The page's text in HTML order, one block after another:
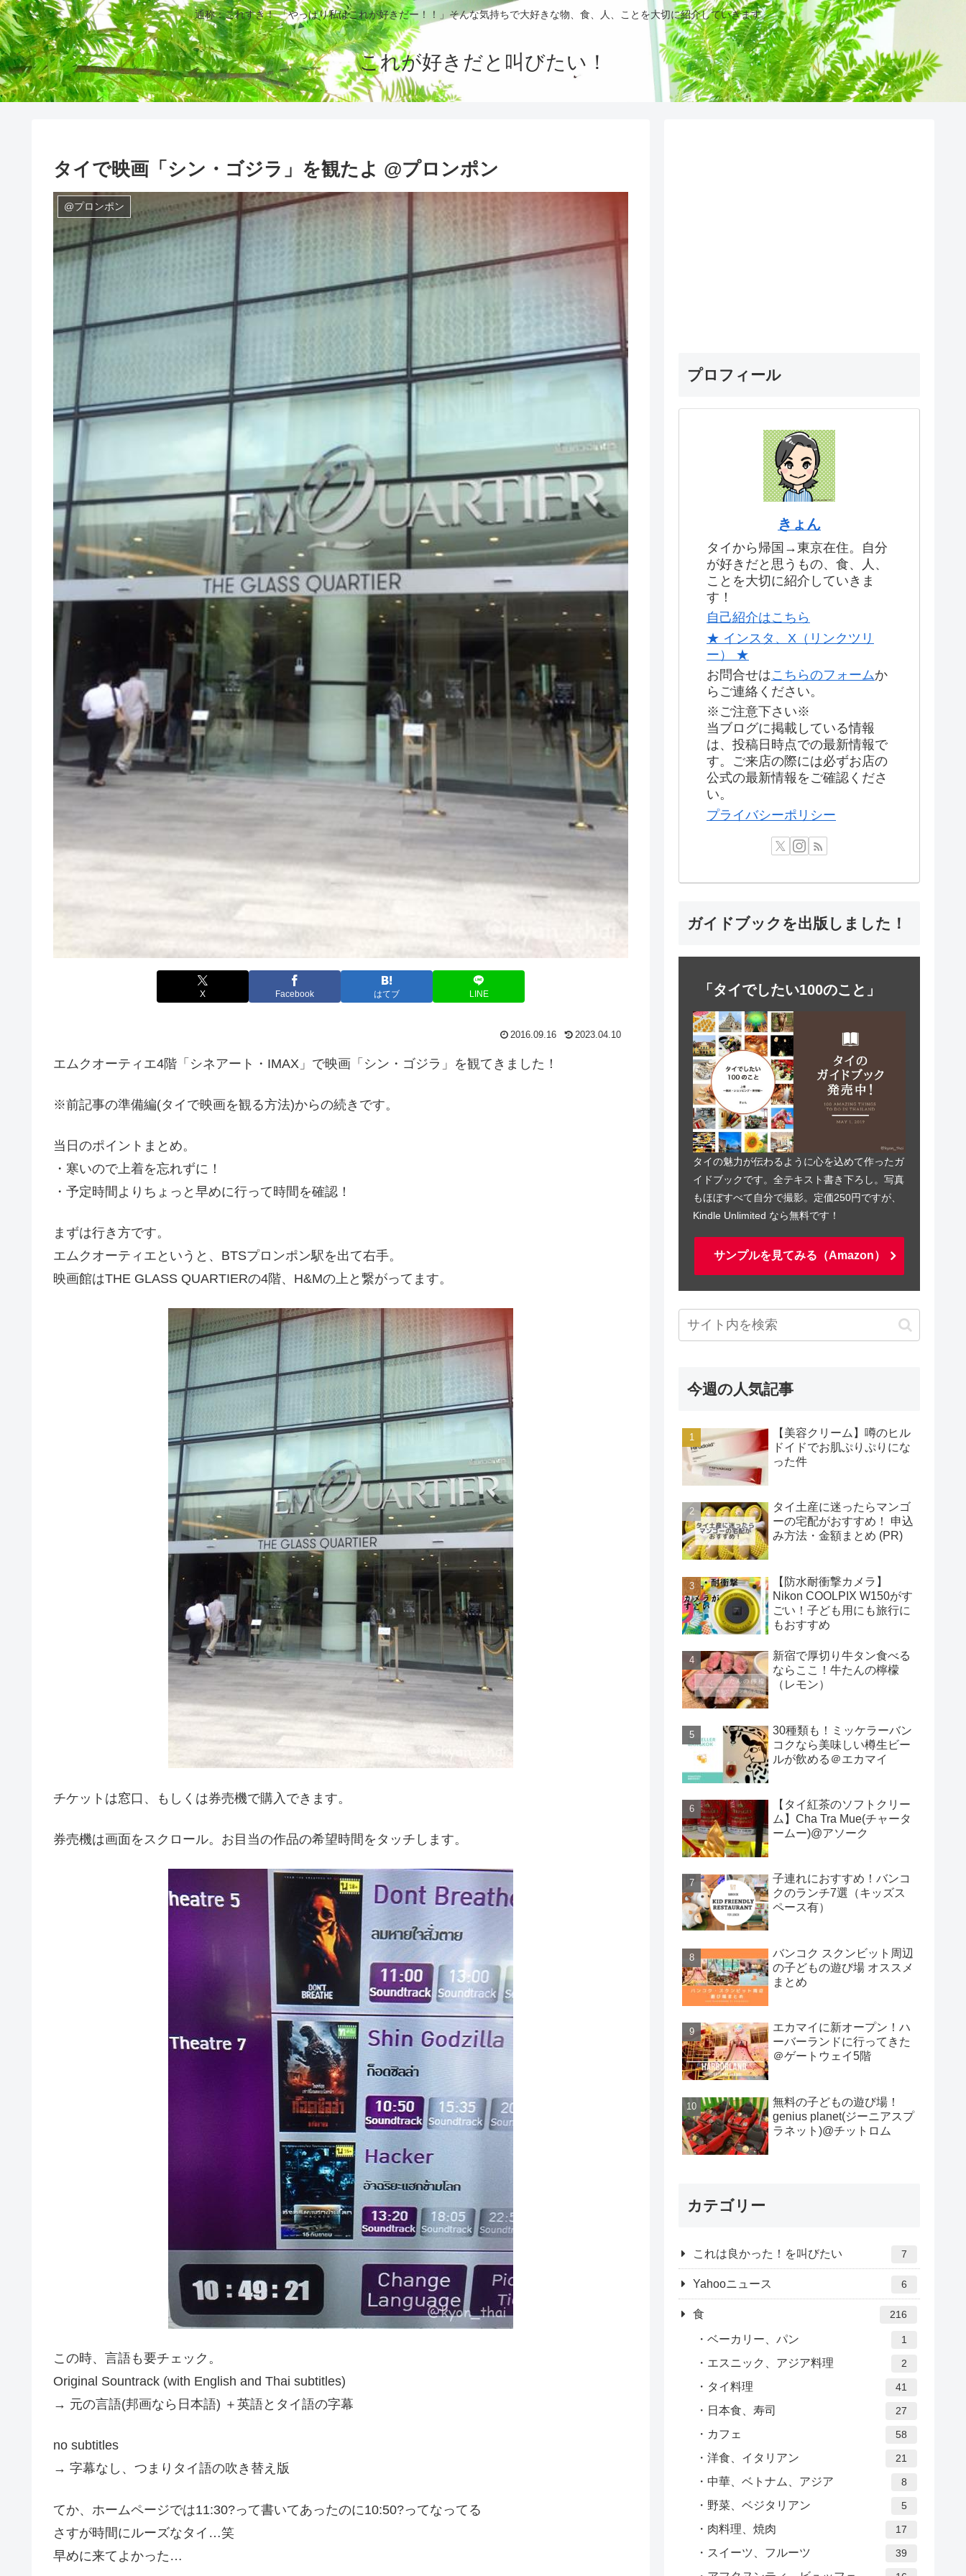
通称：これすき！ 「やっぱり私はこれが好きだー！！」そんな気持ちで大好きな物、食、人、ことを大切に紹介していきます。
これが好きだと叫びたい！
タイで映画「シン・ゴジラ」を観たよ @プロンポン
@プロンポン
X Facebook はてブ LINE
2016.09.16 2023.04.10
エムクオーティエ4階「シネアート・IMAX」で映画「シン・ゴジラ」を観てきました！
※前記事の準備編(タイで映画を観る方法)からの続きです。
当日のポイントまとめ。
・寒いので上着を忘れずに！
・予定時間よりちょっと早めに行って時間を確認！
まずは行き方です。
エムクオーティエというと、BTSプロンポン駅を出て右手。
映画館はTHE GLASS QUARTIERの4階、H&Mの上と繋がってます。
チケットは窓口、もしくは券売機で購入できます。
券売機は画面をスクロール。お目当の作品の希望時間をタッチします。
この時、言語も要チェック。
Original Sountrack (with English and Thai subtitles)
→ 元の言語(邦画なら日本語) ＋英語とタイ語の字幕
no subtitles
→ 字幕なし、つまりタイ語の吹き替え版
てか、ホームページでは11:30?って書いてあったのに10:50?ってなってる
さすが時間にルーズなタイ…笑
早めに来てよかった…
プロフィール
きょん
タイから帰国→東京在住。自分
が好きだと思うもの、食、人、
ことを大切に紹介していきま
す！
自己紹介はこちら
★ インスタ、X（リンクツリ
ー） ★
お問合せはこちらのフォームか
らご連絡ください。
※ご注意下さい※
当ブログに掲載している情報
は、投稿日時点での最新情報で
す。ご来店の際には必ずお店の
公式の最新情報をご確認くださ
い。
プライバシーポリシー
ガイドブックを出版しました！
「タイでしたい100のこと」
タイの魅力が伝わるように心を込めて作ったガ
イドブックです。全テキスト書き下ろし。写真
もほぼすべて自分で撮影。定価250円ですが、
Kindle Unlimited なら無料です！
サンプルを見てみる（Amazon）
今週の人気記事
【美容クリーム】噂のヒル
ドイドでお肌ぷりぷりにな
った件
タイ土産に迷ったらマンゴ
ーの宅配がおすすめ！ 申込
み方法・金額まとめ (PR)
【防水耐衝撃カメラ】
Nikon COOLPIX W150がす
ごい！子ども用にも旅行に
もおすすめ
新宿で厚切り牛タン食べる
ならここ！牛たんの檸檬
（レモン）
30種類も！ミッケラーバン
コクなら美味しい樽生ビー
ルが飲める＠エカマイ
【タイ紅茶のソフトクリー
ム】Cha Tra Mue(チャータ
ームー)@アソーク
子連れにおすすめ！バンコ
クのランチ7選（キッズス
ペース有）
バンコク スクンビット周辺
の子どもの遊び場 オススメ
まとめ
エカマイに新オープン！ハ
ーバーランドに行ってきた
＠ゲートウェイ5階
無料の子どもの遊び場！
genius planet(ジーニアスプ
ラネット)@チットロム
カテゴリー
これは良かった！を叫びたい 7
Yahooニュース 6
食 216
ベーカリー、パン 1
エスニック、アジア料理 2
タイ料理 41
日本食、寿司 27
カフェ 58
洋食、イタリアン 21
中華、ベトナム、アジア 8
野菜、ベジタリアン 5
肉料理、焼肉 17
スイーツ、フルーツ 39